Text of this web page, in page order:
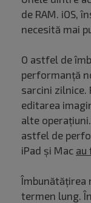
de RAM. iOS,
necesită mai
O astfel de
performanță
sarcini zilnice.
editarea
alte
astfel de
iPad și Mac au
Îmbunătățirea
termen lung.